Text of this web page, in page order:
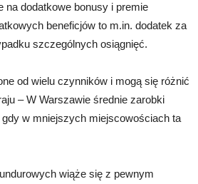
dodatkowe bonusy i premie
beneficjów to m.in. dodatek za
szczególnych osiągnięć.
od wielu czynników i mogą się różnić
– W Warszawie średnie zarobki
gdy w mniejszych miejscowościach ta
wiąże się z pewnym